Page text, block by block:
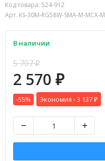
Код товара: 524-912
Арт. KS-30M-RG58W-SMA-M-MCX-M
В наличии
5 707₽
2 570 ₽
-55% Экономия -3 137 ₽